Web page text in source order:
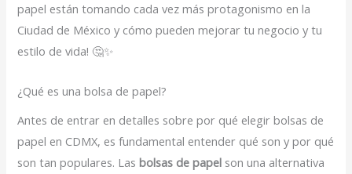
papel están tomando cada vez más protagonismo en la
Ciudad de México y cómo pueden mejorar tu negocio y tu
estilo de vida! 🤔✨
¿Qué es una bolsa de papel?
Antes de entrar en detalles sobre por qué elegir bolsas de
papel en CDMX, es fundamental entender qué son y por qué
son tan populares. Lasbolsas de papel son una alternativa